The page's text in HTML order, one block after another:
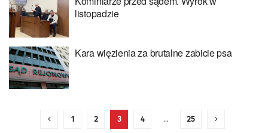
listopadzie
Kara więzienia za brutalne zabicie psa
1 2 3 4 … 25